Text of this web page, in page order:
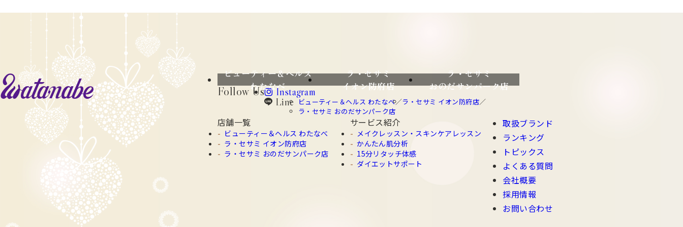
watanabe
ビューティー＆ヘルス
わたなべ
ラ・セサミ
イオン防府店
ラ・セサミ
おのだサンパーク店
Follow Usinstagram Instagram
line Line ビューティー＆ヘルス わたなべ
ラ・セサミ イオン防府店
ラ・セサミ おのだサンパーク店
店舗一覧
ビューティー＆ヘルス わたなべ
ラ・セサミ イオン防府店
ラ・セサミ おのだサンパーク店
サービス紹介
メイクレッスン・スキンケアレッスン
かんたん肌分析
15分リタッチ体感
ダイエットサポート
取扱ブランド
ランキング
トピックス
よくある質問
会社概要
採用情報
お問い合わせ